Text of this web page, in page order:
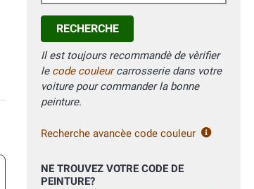
RECHERCHE
Il est toujours recommandè de vèrifier
le code couleurcarrosserie dans votre
voiture pour commander la bonne
peinture.
Recherche avancèe code couleur
NE TROUVEZ VOTRE CODE DE
PEINTURE?